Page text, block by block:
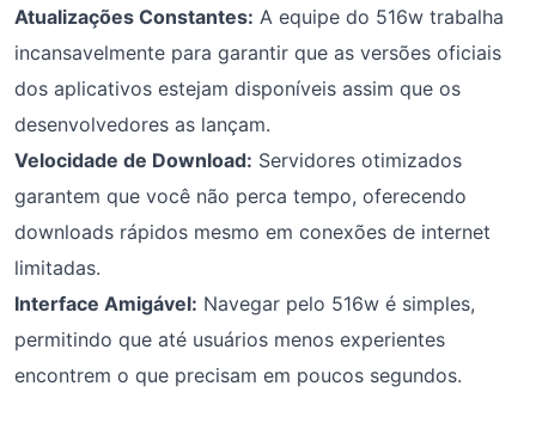
Atualizações Constantes: A equipe do 516w trabalha
incansavelmente para garantir que as versões oficiais
dos aplicativos estejam disponíveis assim que os
desenvolvedores as lançam.
Velocidade de Download: Servidores otimizados
garantem que você não perca tempo, oferecendo
downloads rápidos mesmo em conexões de internet
limitadas.
Interface Amigável: Navegar pelo 516w é simples,
permitindo que até usuários menos experientes
encontrem o que precisam em poucos segundos.